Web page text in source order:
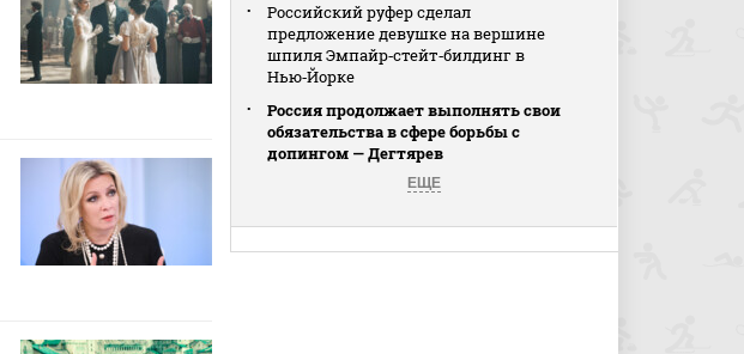
Российский руфер сделал
предложение девушке на вершине
шпиля Эмпайр‑стейт‑билдинг в
Нью‑Йорке
Россия продолжает выполнять свои
обязательства в сфере борьбы с
допингом — Дегтярев
ЕЩЕ